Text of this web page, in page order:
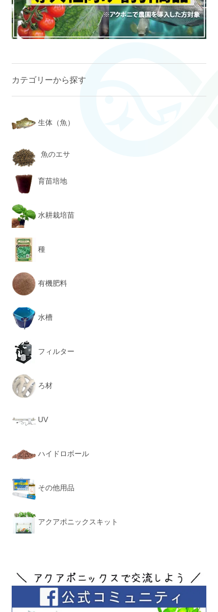
カテゴリーから探す
生体（魚）
魚のエサ
育苗培地
水耕栽培苗
種
有機肥料
水槽
フィルター
ろ材
UV
ハイドロボール
その他用品
アクアポニックスキット